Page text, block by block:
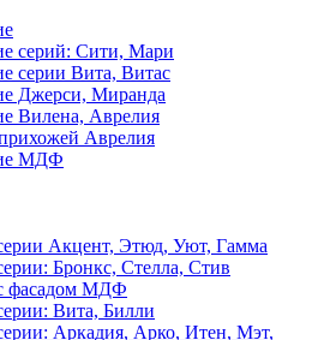
серий: Сити, Мари
серии Вита, Витас
Джерси, Миранда
Вилена, Аврелия
Аврелия
МДФ
Акцент, Этюд, Уют, Гамма
Бронкс, Стелла, Стив
фасадом МДФ
Вита, Билли
Аркадия, Арко, Итен, Мэт,